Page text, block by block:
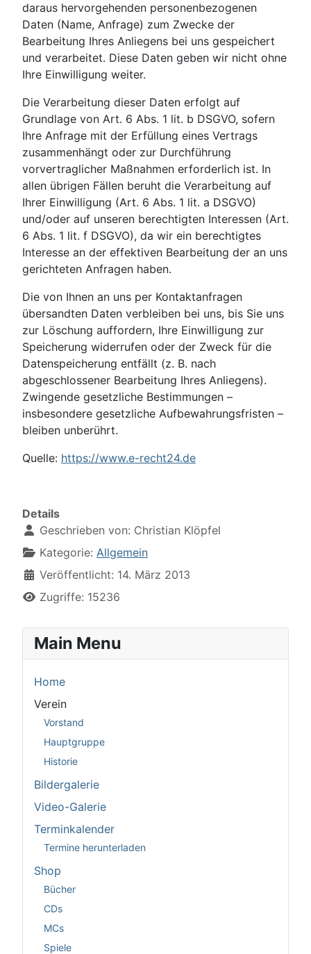
daraus hervorgehenden personenbezogenen
Daten (Name, Anfrage) zum Zwecke der
Bearbeitung Ihres Anliegens bei uns gespeichert
und verarbeitet. Diese Daten geben wir nicht ohne
Ihre Einwilligung weiter.
Die Verarbeitung dieser Daten erfolgt auf
Grundlage von Art. 6 Abs. 1 lit. b DSGVO, sofern
Ihre Anfrage mit der Erfüllung eines Vertrags
zusammenhängt oder zur Durchführung
vorvertraglicher Maßnahmen erforderlich ist. In
allen übrigen Fällen beruht die Verarbeitung auf
Ihrer Einwilligung (Art. 6 Abs. 1 lit. a DSGVO)
und/oder auf unseren berechtigten Interessen (Art.
6 Abs. 1 lit. f DSGVO), da wir ein berechtigtes
Interesse an der effektiven Bearbeitung der an uns
gerichteten Anfragen haben.
Die von Ihnen an uns per Kontaktanfragen
übersandten Daten verbleiben bei uns, bis Sie uns
zur Löschung auffordern, Ihre Einwilligung zur
Speicherung widerrufen oder der Zweck für die
Datenspeicherung entfällt (z. B. nach
abgeschlossener Bearbeitung Ihres Anliegens).
Zwingende gesetzliche Bestimmungen –
insbesondere gesetzliche Aufbewahrungsfristen –
bleiben unberührt.
Quelle: https://www.e-recht24.de
Details
Geschrieben von: Christian Klöpfel
Kategorie: Allgemein
Veröffentlicht: 14. März 2013
Zugriffe: 15236
Main Menu
Home
Verein
Vorstand
Hauptgruppe
Historie
Bildergalerie
Video-Galerie
Terminkalender
Termine herunterladen
Shop
Bücher
CDs
MCs
Spiele